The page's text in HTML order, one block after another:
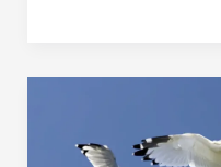
enfrentadas